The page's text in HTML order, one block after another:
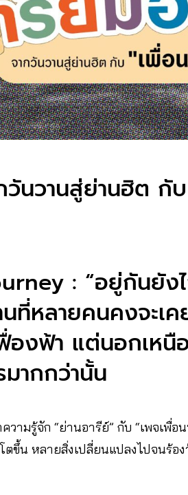
วันวานสู่ย่านฮิต กั
: “อยู่กันยัง
นที่หลายคนคงจะเ
งฟ้า แต่นอกเหนื
มากกว่านั้น
วามรู้จัก “ย่านอารีย์” กับ “เพจเพื่อ
ตขึ้น หลายสิ่งเปลี่ยนแปลงไปจนร้อ